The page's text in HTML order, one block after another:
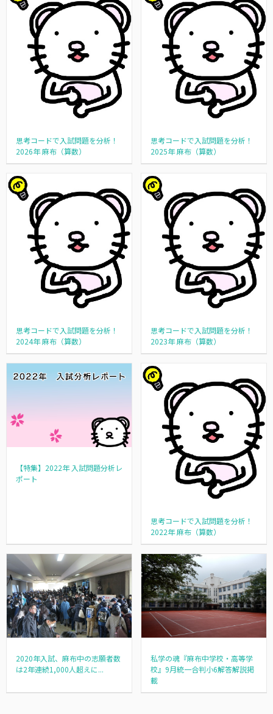
思考コードで入試問題を分析！
2026年 麻布（算数）
思考コードで入試問題を分析！
2025年 麻布（算数）
思考コードで入試問題を分析！
2024年 麻布（算数）
思考コードで入試問題を分析！
2023年 麻布（算数）
【特集】2022年 入試問題分析レ
ポート
思考コードで入試問題を分析！
2022年 麻布（算数）
2020年入試、麻布中の志願者数
は2年連続1,000人超えに...
私学の魂『麻布中学校・高等学
校』9月統一合判小6解答解説掲
載